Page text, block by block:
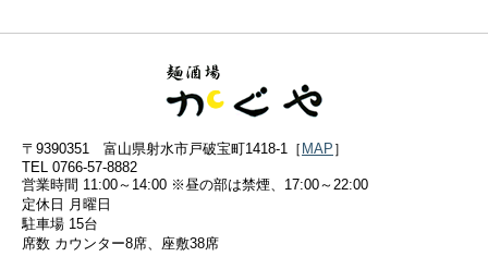
〒9390351 富山県射水市戸破宝町1418-1［ MAP ］
TEL 0766-57-8882
営業時間 11:00～14:00 ※昼の部は禁煙、17:00～22:00
定休日 月曜日
駐車場 15台
席数 カウンター8席、座敷38席